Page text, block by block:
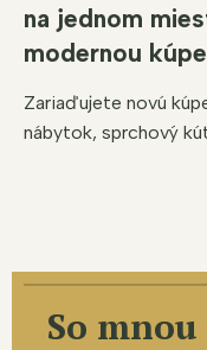
na jednom
modernou
Zariaďujete novú
nábytok, sprchový
So